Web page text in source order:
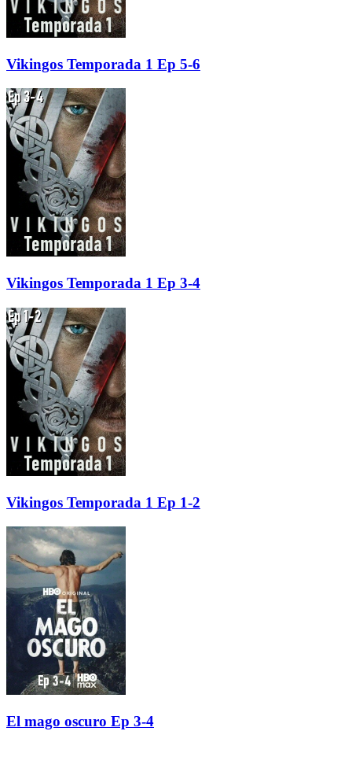
Vikingos Temporada 1 Ep 5-6
Vikingos Temporada 1 Ep 3-4
Vikingos Temporada 1 Ep 1-2
El mago oscuro Ep 3-4